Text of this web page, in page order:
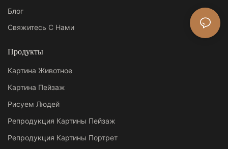
Блог
Свяжитесь С Нами
Продукты
Картина Животное
Картина Пейзаж
Рисуем Людей
Репродукция Картины Пейзаж
Репродукция Картины Портрет